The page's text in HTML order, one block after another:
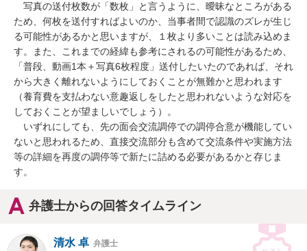
写真の送付枚数が「数枚」と言うように、曖昧なところがある
ため、何枚を送付すればよいのか、当事者間で認識のズレが生じ
る可能性があるかと思いますが、１枚より多いことは読み込めま
す。また、これまでの経緯も参考にされるの可能性があるため、
「普段、動画1本＋写真6枚程度」送付したいたのであれば、それ
から大きく離れないようにしておくことが無難かと思われます
（養育費を支払わない意趣返しをしたと思われないような対応を
しておくことが望ましいでしょう）。
いずれにしても、先の面会交流調停での調停合意が機能してい
ないと思われるため、直接交流部分も含めて交流条件や実施方法
等の詳細を再度の調停等で新たに詰める必要があるかと存じま
す。
弁護士からの回答タイムライン
清水 卓 弁護士